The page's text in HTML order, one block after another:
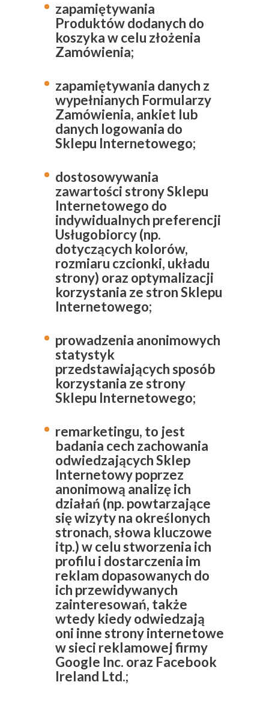
zapamiętywania
Produktów dodanych do
koszyka w celu złożenia
Zamówienia;
zapamiętywania danych z
wypełnianych Formularzy
Zamówienia, ankiet lub
danych logowania do
Sklepu Internetowego;
dostosowywania
zawartości strony Sklepu
Internetowego do
indywidualnych preferencji
Usługobiorcy (np.
dotyczących kolorów,
rozmiaru czcionki, układu
strony) oraz optymalizacji
korzystania ze stron Sklepu
Internetowego;
prowadzenia anonimowych
statystyk
przedstawiających sposób
korzystania ze strony
Sklepu Internetowego;
remarketingu, to jest
badania cech zachowania
odwiedzających Sklep
Internetowy poprzez
anonimową analizę ich
działań (np. powtarzające
się wizyty na określonych
stronach, słowa kluczowe
itp.) w celu stworzenia ich
profilu i dostarczenia im
reklam dopasowanych do
ich przewidywanych
zainteresowań, także
wtedy kiedy odwiedzają
oni inne strony internetowe
w sieci reklamowej firmy
Google Inc. oraz Facebook
Ireland Ltd.;